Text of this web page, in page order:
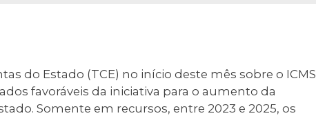
do Estado (TCE) no início deste mês sobre o ICMS
favoráveis da iniciativa para o aumento da
Somente em recursos, entre 2023 e 2025, os